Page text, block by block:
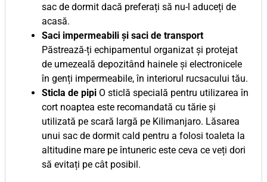
sac de dormit dacă preferați să nu-l aduceți de
acasă.
Saci impermeabili și saci de transport
Păstrează-ți echipamentul organizat și protejat
de umezeală depozitând hainele și electronicele
în genți impermeabile, în interiorul rucsacului tău.
Sticla de pipi O sticlă specială pentru utilizarea în
cort noaptea este recomandată cu tărie și
utilizată pe scară largă pe Kilimanjaro. Lăsarea
unui sac de dormit cald pentru a folosi toaleta la
altitudine mare pe întuneric este ceva ce veți dori
să evitați pe cât posibil.